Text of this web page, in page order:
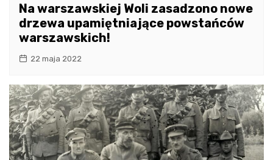
Na warszawskiej Woli zasadzono nowe
drzewa upamiętniające powstańców
warszawskich!
22 maja 2022